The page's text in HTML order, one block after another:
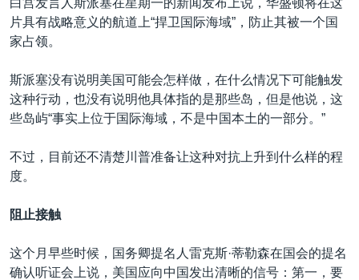
片具有战略意义的航道上“捍卫国际海域”，防止其被一个国
家占领。
斯派塞没有说明美国可能会怎样做，在什么情况下可能触发
这种行动，也没有说明他具体指的是那些岛，但是他说，这
些岛屿“事实上位于国际海域，不是中国本土的一部分。”
不过，目前还不清楚川普准备让这种对抗上升到什么样的程
度。
阻止接触
这个月早些时候，国务卿提名人雷克斯·蒂勒森在国会的提名
确认听证会上说，美国应向中国发出清晰的信号：第一，要